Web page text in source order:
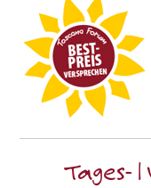
Tages- |